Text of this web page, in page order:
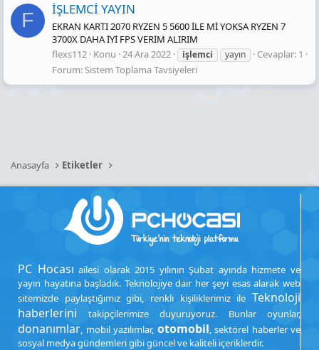
F İŞLEMCİ YAYIN
EKRAN KARTI 2070 RYZEN 5 5600 İLE Mİ YOKSA RYZEN 7
3700X DAHA İYİ FPS VERİM ALIRIM
flexs112 Konu 24 Ara 2022 i̇şlemci̇ yayın
Cevaplar: 1
Forum:Sistem Toplama Tavsiyeleri
Anasayfa Etiketler
PC Hocası ailesi olarak 2015 yılının Şubat ayında hizmete ve
yayın hayatına başladık. Teknolojiye dair her şeyi esas alarak web
sitemizde paylaştığımız gibi, renkli kişiliklerimiz ile Teknoloji
haberlerini takipçilerimize duyuruyoruz. Bunlar oyunlar,
donanımlar, mobil yazılımlar, otomobil, sektörel haberler ve
sosyal medya gündemleri gibi güncel ve kaliteli içeriklerdir.